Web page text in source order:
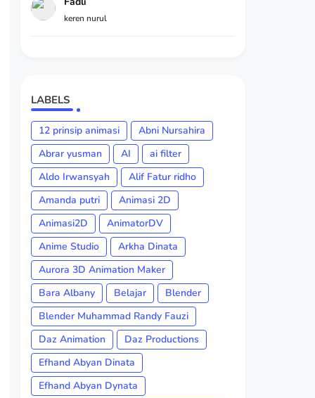
keren nurul
LABELS
12 prinsip animasi
Abni Nursahira
Abrar yusman
AI
ai filter
Aldo Irwansyah
Alif Fatur ridho
Amanda putri
Animasi 2D
Animasi2D
AnimatorDV
Anime Studio
Arkha Dinata
Aurora 3D Animation Maker
Bara Albany
Belajar
Blender
Blender Muhammad Randy Fauzi
Daz Animation
Daz Productions
Efhand Abyan Dinata
Efhand Abyan Dynata